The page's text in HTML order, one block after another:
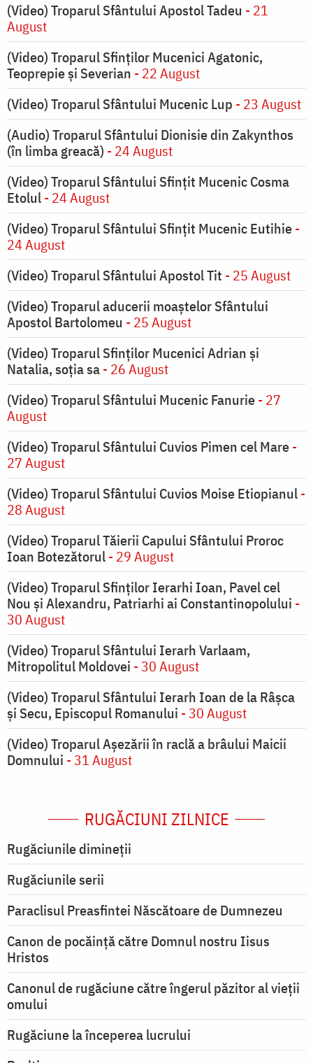
(Video) Troparul Sfântului Apostol Tadeu - 21
August
(Video) Troparul Sfinților Mucenici Agatonic,
Teoprepie și Severian - 22 August
(Video) Troparul Sfântului Mucenic Lup - 23 August
(Audio) Troparul Sfântului Dionisie din Zakynthos
(în limba greacă) - 24 August
(Video) Troparul Sfântului Sfințit Mucenic Cosma
Etolul- 24 August
(Video) Troparul Sfântului Sfințit Mucenic Eutihie-
24 August
(Video) Troparul Sfântului Apostol Tit - 25 August
(Video) Troparul aducerii moaștelor Sfântului
Apostol Bartolomeu - 25 August
(Video) Troparul Sfinților Mucenici Adrian și
Natalia, soția sa- 26 August
(Video) Troparul Sfântului Mucenic Fanurie- 27
August
(Video) Troparul Sfântului Cuvios Pimen cel Mare-
27 August
(Video) Troparul Sfântului Cuvios Moise Etiopianul-
28 August
(Video) Troparul Tăierii Capului Sfântului Proroc
Ioan Botezătorul- 29 August
(Video) Troparul Sfinților Ierarhi Ioan, Pavel cel
Nou și Alexandru, Patriarhi ai Constantinopolului -
30 August
(Video) Troparul Sfântului Ierarh Varlaam,
Mitropolitul Moldovei - 30 August
(Video) Troparul Sfântului Ierarh Ioan de la Râșca
și Secu, Episcopul Romanului - 30 August
(Video) Troparul Așezării în raclă a brâului Maicii
Domnului - 31 August
RUGĂCIUNI ZILNICE
Rugăciunile dimineții
Rugăciunile serii
Paraclisul Preasfintei Născătoare de Dumnezeu
Canon de pocăință către Domnul nostru Iisus
Hristos
Canonul de rugăciune către îngerul păzitor al vieții
omului
Rugăciune la începerea lucrului